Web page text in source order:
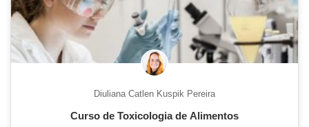
Diuliana Catlen Kuspik Pereira
Curso de Toxicologia de Alimentos